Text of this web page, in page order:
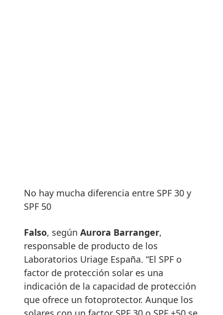
No hay mucha diferencia entre SPF 30 y
SPF 50
Falso, según Aurora Barranger,
responsable de producto de los
Laboratorios Uriage España. “El SPF o
factor de protección solar es una
indicación de la capacidad de protección
que ofrece un fotoprotector. Aunque los